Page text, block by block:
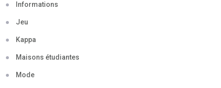
Informations
Jeu
Kappa
Maisons étudiantes
Mode